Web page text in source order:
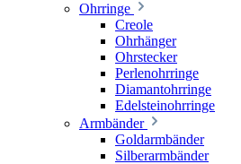
Ohrringe
Creole
Ohrhänger
Ohrstecker
Perlenohrringe
Diamantohrringe
Edelsteinohrringe
Armbänder
Goldarmbänder
Silberarmbänder